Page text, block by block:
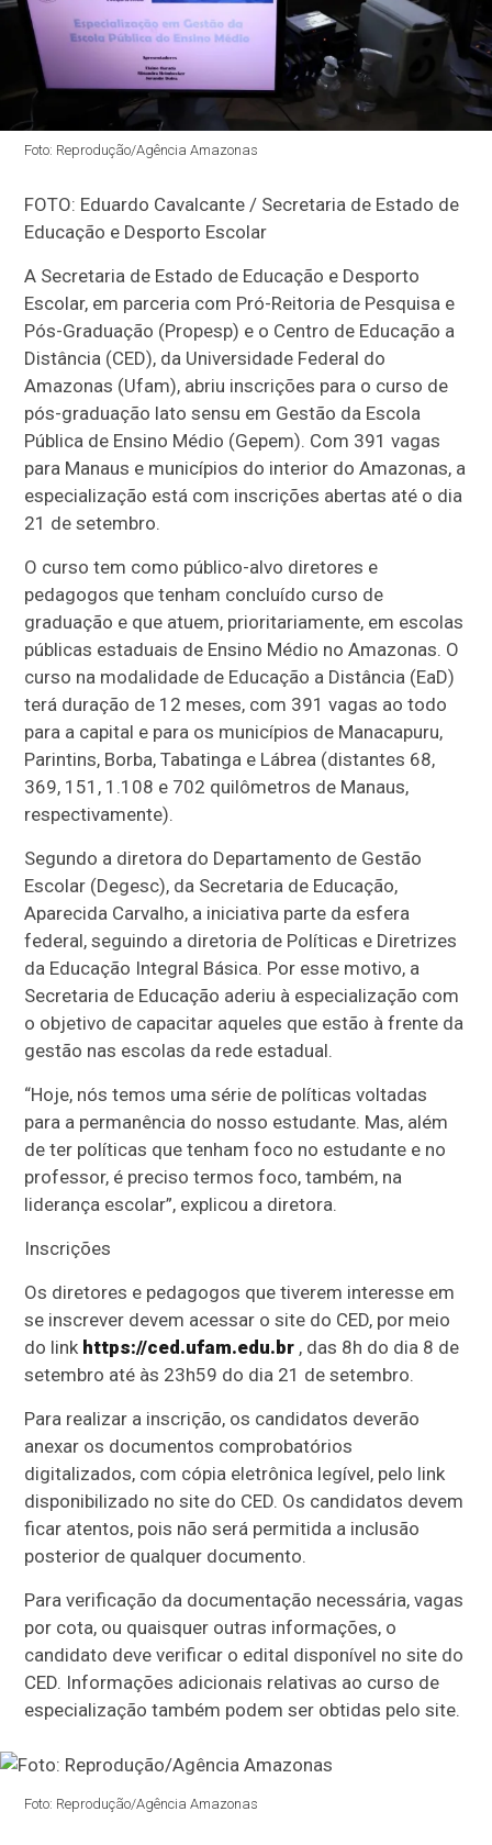
Foto: Reprodução/Agência Amazonas
FOTO: Eduardo Cavalcante / Secretaria de Estado de
Educação e Desporto Escolar
A Secretaria de Estado de Educação e Desporto
Escolar, em parceria com Pró-Reitoria de Pesquisa e
Pós-Graduação (Propesp) e o Centro de Educação a
Distância (CED), da Universidade Federal do
Amazonas (Ufam), abriu inscrições para o curso de
pós-graduação lato sensu em Gestão da Escola
Pública de Ensino Médio (Gepem). Com 391 vagas
para Manaus e municípios do interior do Amazonas, a
especialização está com inscrições abertas até o dia
21 de setembro.
O curso tem como público-alvo diretores e
pedagogos que tenham concluído curso de
graduação e que atuem, prioritariamente, em escolas
públicas estaduais de Ensino Médio no Amazonas. O
curso na modalidade de Educação a Distância (EaD)
terá duração de 12 meses, com 391 vagas ao todo
para a capital e para os municípios de Manacapuru,
Parintins, Borba, Tabatinga e Lábrea (distantes 68,
369, 151, 1.108 e 702 quilômetros de Manaus,
respectivamente).
Segundo a diretora do Departamento de Gestão
Escolar (Degesc), da Secretaria de Educação,
Aparecida Carvalho, a iniciativa parte da esfera
federal, seguindo a diretoria de Políticas e Diretrizes
da Educação Integral Básica. Por esse motivo, a
Secretaria de Educação aderiu à especialização com
o objetivo de capacitar aqueles que estão à frente da
gestão nas escolas da rede estadual.
“Hoje, nós temos uma série de políticas voltadas
para a permanência do nosso estudante. Mas, além
de ter políticas que tenham foco no estudante e no
professor, é preciso termos foco, também, na
liderança escolar”, explicou a diretora.
Inscrições
Os diretores e pedagogos que tiverem interesse em
se inscrever devem acessar o site do CED, por meio
do link https://ced.ufam.edu.br , das 8h do dia 8 de
setembro até às 23h59 do dia 21 de setembro.
Para realizar a inscrição, os candidatos deverão
anexar os documentos comprobatórios
digitalizados, com cópia eletrônica legível, pelo link
disponibilizado no site do CED. Os candidatos devem
ficar atentos, pois não será permitida a inclusão
posterior de qualquer documento.
Para verificação da documentação necessária, vagas
por cota, ou quaisquer outras informações, o
candidato deve verificar o edital disponível no site do
CED. Informações adicionais relativas ao curso de
especialização também podem ser obtidas pelo site.
Foto: Reprodução/Agência Amazonas